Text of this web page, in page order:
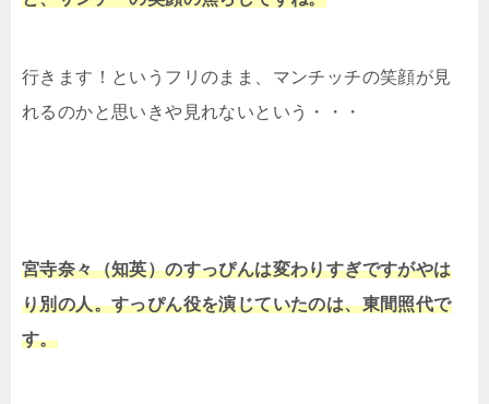
行きます！というフリのまま、マンチッチの笑顔が見
れるのかと思いきや見れないという・・・
宮寺奈々（知英）のすっぴんは変わりすぎですがやは
り別の人。すっぴん役を演じていたのは、東間照代で
す。